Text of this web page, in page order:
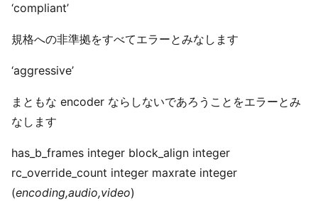
‘compliant’
規格への非準拠をすべてエラーとみなします
‘aggressive’
まともな encoder ならしないであろうことをエラーとみ
なします
has_b_frames integer block_align integer
rc_override_count integer maxrate integer
(encoding,audio,video)